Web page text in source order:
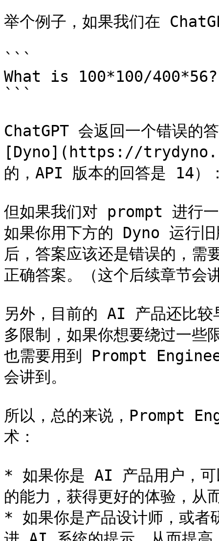
举个例子，如果我们在
```
What is 100*100/400*56?
```
ChatGPT 会返回一个错误的
[Dyno](https://
的，API 版本的回答是 14）
但如果我们对 prompt 进行一
如果你用下方的 Dyno 运行
后，答案应该还是错误的，
正确答案。（这个后续章节会
另外，目前的 AI 产品还比较
多限制，如果你想要绕过一
也需要用到 Prompt
会讲到。
所以，总的来说，Prompt
术：
* 如果你是 AI 产品用户，可
的能力，获得更好的体验，从
* 如果你是产品设计师，或者